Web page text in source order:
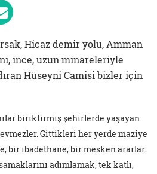
Hicaz demir yolu, Amman
ince, uzun minareleriyle
Hüseyni Camisi bizler için
biriktirmiş şehirlerde yaşayan
Gittikleri her yerde maziye
bir ibadethane, bir mesken ararlar.
adımlamak, tek katlı,